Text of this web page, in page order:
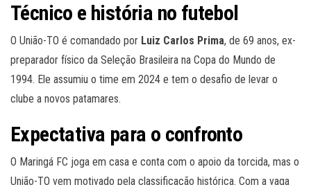
Técnico e história no futebol
O União-TO é comandado por Luiz Carlos Prima, de 69 anos, ex-
preparador físico da Seleção Brasileira na Copa do Mundo de
1994. Ele assumiu o time em 2024 e tem o desafio de levar o
clube a novos patamares.
Expectativa para o confronto
O Maringá FC joga em casa e conta com o apoio da torcida, mas o
União-TO vem motivado pela classificação histórica. Com a vaga